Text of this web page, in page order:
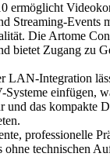
ermöglicht
Streaming-Events
Die Artome
bietet Zugang zu
LAN-Integration
Systeme einfügen,
und das kompakte
professionelle
ohne technischen